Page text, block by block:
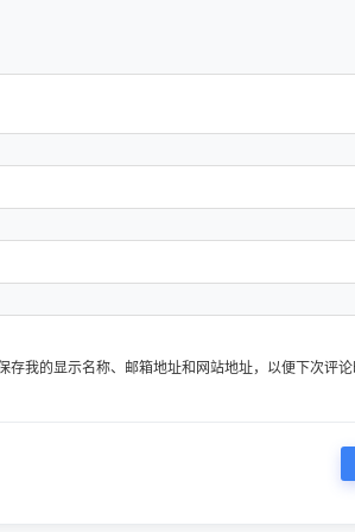
存我的显示名称、邮箱地址和网站地址，以便下次评